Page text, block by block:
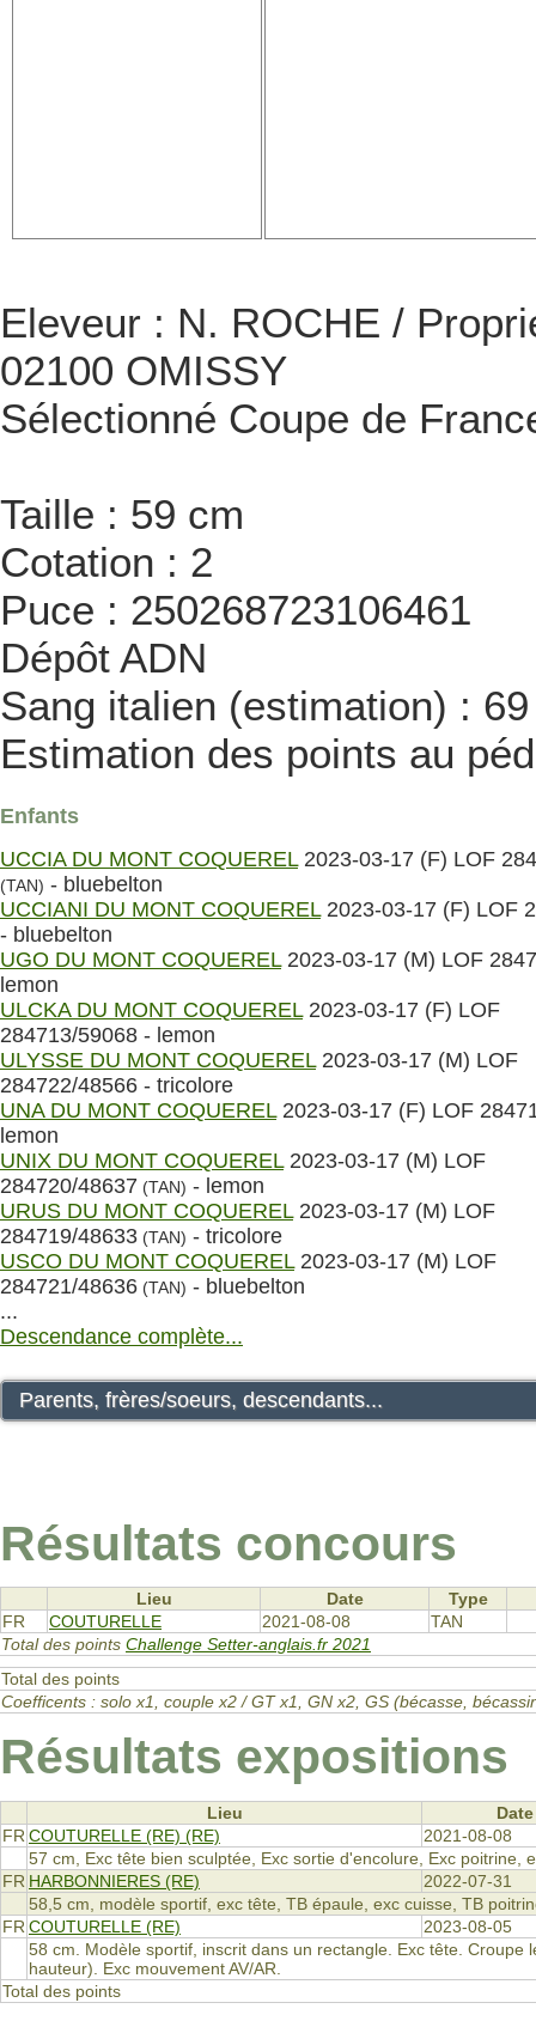
Eleveur : N. ROCHE /
02100 OMISSY
Sélectionné Coupe de
Taille : 59 cm
Cotation : 2
Puce : 250268723106461
Dépôt ADN
Sang italien (estimation) :
Estimation des points au
Enfants
UCCIA DU MONT COQUEREL2023-03-17 (F) LOF
(TAN) - bluebelton
UCCIANI DU MONT COQUEREL2023-03-17 (F) LOF
- bluebelton
UGO DU MONT COQUEREL2023-03-17 (M) LOF
lemon
ULCKA DU MONT COQUEREL2023-03-17 (F) LOF
284713/59068 - lemon
ULYSSE DU MONT COQUEREL2023-03-17 (M) LOF
284722/48566 - tricolore
UNA DU MONT COQUEREL2023-03-17 (F) LOF
lemon
UNIX DU MONT COQUEREL2023-03-17 (M) LOF
284720/48637 (TAN) - lemon
URUS DU MONT COQUEREL2023-03-17 (M) LOF
284719/48633 (TAN) - tricolore
USCO DU MONT COQUEREL2023-03-17 (M) LOF
284721/48636 (TAN) - bluebelton
...
Descendance complète...
Parents, frères/soeurs, descendants...
Résultats concours
Lieu Date
Type
FR
COUTURELLE 2021-08-08
TAN
Total des points Challenge Setter-anglais.fr 2021
Total des points
Coefficents : solo x1, couple x2 / GT x1, GN x2, GS (bécasse,
Résultats expositions
Lieu
Date
FR COUTURELLE (RE) (RE)
2021-08-08
57 cm, Exc tête bien sculptée, Exc sortie d'encolure, Exc poitrine,
FR HARBONNIERES (RE)
2022-07-31
58,5 cm, modèle sportif, exc tête, TB épaule, exc cuisse, TB
FR COUTURELLE (RE)
2023-08-05
58 cm. Modèle sportif, inscrit dans un rectangle. Exc tête.
hauteur). Exc mouvement AV/AR.
Total des points